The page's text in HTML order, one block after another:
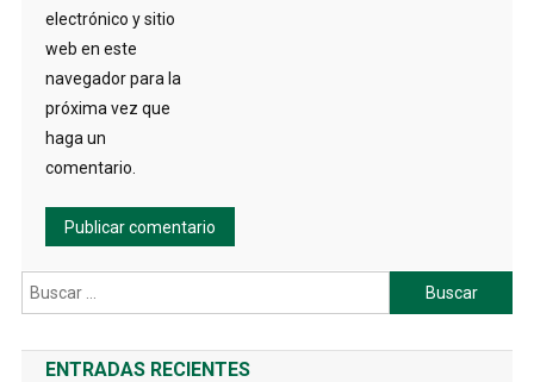
electrónico y sitio
web en este
navegador para la
próxima vez que
haga un
comentario.
Buscar:
ENTRADAS RECIENTES